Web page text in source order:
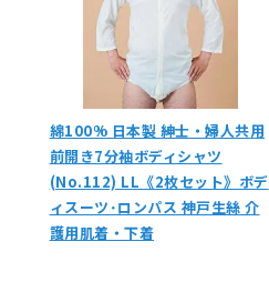
綿100% 日本製 紳士・婦人共用
前開き7分袖ボディシャツ
(No.112) LL《2枚セット》ボデ
ィスーツ･ロンパス 神戸生絲 介
護用肌着・下着